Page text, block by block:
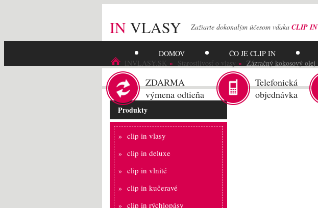
DOMOV ČO JE CLIP IN
IN VLASY Zažiarte dokonalým účesom vďaka CLIP IN
INVLASY.SK Starostlivosť o vlasy Zázračný kokosový olej
ZDARMA
výmena odtieňa
Telefonická
objednávka
Produkty
clip in vlasy
clip in deluxe
clip in vlnité
clip in kučeravé
clip in rýchlopásy